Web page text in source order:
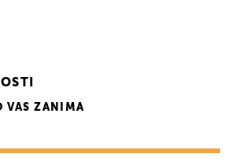
VAS ZANIMA